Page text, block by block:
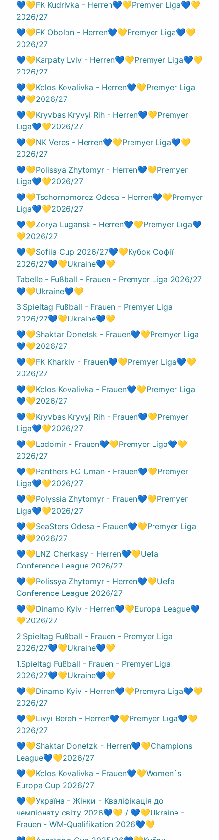
💙💛FK Kudrivka - Herren💙💛Premyer Liga💙💛
2026/27
💙💛FK Obolon - Herren💙💛Premyer Liga💙💛
2026/27
💙💛Karpaty Lviv - Herren💙💛Premyer Liga💙💛
2026/27
💙💛Kolos Kovalivka - Herren💙💛Premyer Liga
💙💛2026/27
💙💛Kryvbas Kryvyi Rih - Herren💙💛Premyer
Liga💙💛2026/27
💙💛NK Veres - Herren💙💛Premyer Liga💙💛
2026/27
💙💛Polissya Zhytomyr - Herren💙💛Premyer
Liga💙💛2026/27
💙💛Tschornomorez Odesa - Herren💙💛Premyer
Liga💙💛2026/27
💙💛Zorya Lugansk - Herren💙💛Premyer Liga💙
💛2026/27
💙💛Sofiia Cup 2026/27💙💛Кубок Софії
2026/27💙💛Ukraine💙💛
Tabelle - Fußball - Frauen - Premyer Liga 2026/27
💙💛Ukraine💙💛
3.Spieltag Fußball - Frauen - Premyer Liga
2026/27💙💛Ukraine💙💛
💙💛Shaktar Donetsk - Frauen💙💛Premyer Liga
💙💛2026/27
💙💛FK Kharkiv - Frauen💙💛Premyer Liga💙💛
2026/27
💙💛Kolos Kovalivka - Frauen💙💛Premyer Liga
💙💛2026/27
💙💛Kryvbas Kryvyj Rih - Frauen💙💛Premyer
Liga💙💛2026/27
💙💛Ladomir - Frauen💙💛Premyer Liga💙💛
2026/27
💙💛Panthers FC Uman - Frauen💙💛Premyer
Liga💙💛2026/27
💙💛Polyssia Zhytomyr - Frauen💙💛Premyer
Liga💙💛2026/27
💙💛SeaSters Odesa - Frauen💙💛Premyer Liga
💙💛2026/27
💙💛LNZ Cherkasy - Herren💙💛Uefa
Conference League 2026/27
💙💛Polissya Zhytomyr - Herren💙💛Uefa
Conference League 2026/27
💙💛Dinamo Kyiv - Herren💙💛Europa League💙
💛2026/27
2.Spieltag Fußball - Frauen - Premyer Liga
2026/27💙💛Ukraine💙💛
1.Spieltag Fußball - Frauen - Premyer Liga
2026/27💙💛Ukraine💙💛
💙💛Dinamo Kyiv - Herren💙💛Premyra Liga💙💛
2026/27
💙💛Livyi Bereh - Herren💙💛Premyer Liga💙💛
2026/27
💙💛Shaktar Donetzk - Herren💙💛Champions
League💙💛2026/27
💙💛Kolos Kovalivka - Frauen💙💛Women´s
Europa Cup 2026/27
💙💛Україна - Жінки - Кваліфікація до
чемпіонату світу 2026💙💛 / 💙💛Ukraine -
Frauen - WM-Qualifikation 2026💙💛